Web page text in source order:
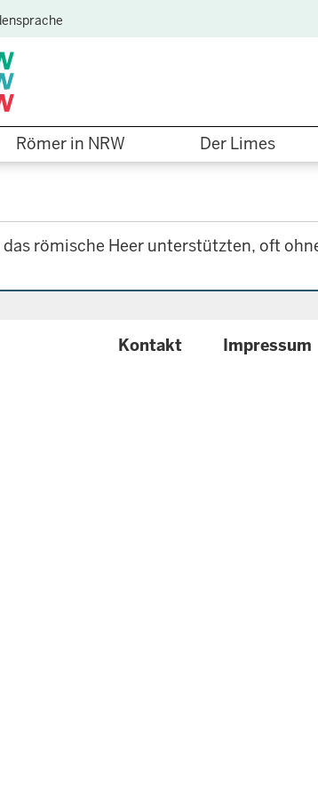
Römer in NRW Der Limes
römische Heer unterstützten, oft
{
Kontakt Impressum